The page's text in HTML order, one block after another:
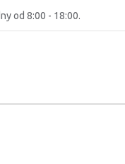
od 8:00 - 18:00.